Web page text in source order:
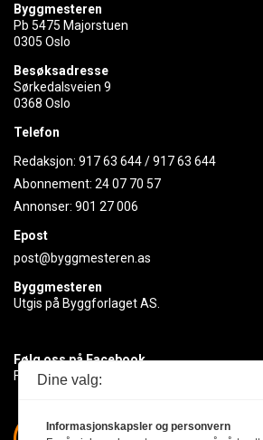
Byggmesteren
Pb 5475 Majorstuen
0305 Oslo
Besøksadresse
Sørkedalsveien 9
0368 Oslo
Telefon
Redaksjon: 917 63 644/917 63 644
Abonnement: 24 07 70 57
Annonser: 901 27 006
Epost
post@byggmesteren.as
Byggmesteren
Utgis på Byggforlaget AS.
Følg oss på Facebook
Få med deg det siste innen byggebransjen
Dine valg:
Informasjonskapsler og personvern